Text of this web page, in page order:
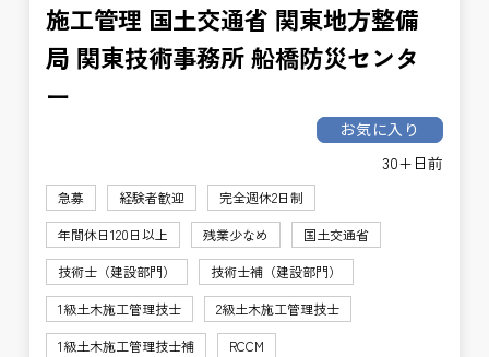
施工管理 国土交通省 関東地方整備
局 関東技術事務所 船橋防災センタ
ー
お気に入り
30+日前
急募 経験者歓迎
完全週休2日制
年間休日120日以上
残業少なめ
国土交通省
技術士（建設部門）
技術士補（建設部門）
1級土木施工管理技士
2級土木施工管理技士
1級土木施工管理技士補
RCCM